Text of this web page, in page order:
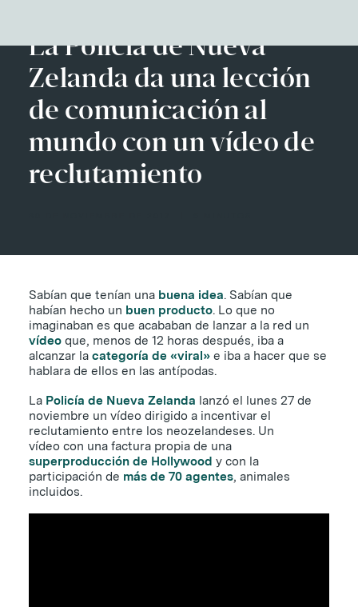
La Policía de Nueva
Zelanda da una lección
de comunicación al
mundo con un vídeo de
reclutamiento
Sabían que tenían una buena idea. Sabían que
habían hecho un buen producto. Lo que no
imaginaban es que acababan de lanzar a la red un
vídeo que, menos de 12 horas después, iba a
alcanzar la categoría de «viral» e iba a hacer que se
hablara de ellos en las antípodas.
La Policía de Nueva Zelanda lanzó el lunes 27 de
noviembre un vídeo dirigido a incentivar el
reclutamiento entre los neozelandeses. Un
vídeo con una factura propia de una
superproducción de Hollywood y con la
participación de más de 70 agentes, animales
incluidos.